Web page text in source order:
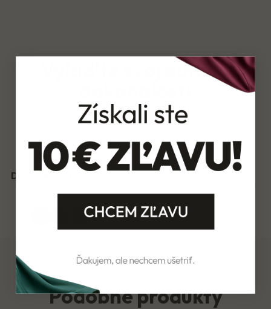
Vylaďte svoj outfit k
Objavte kúsky z našej kolekcie, ktoré oživia váš štýl
Dámske náušnice KAMAU
14,99 €
+1
Podobné produkty